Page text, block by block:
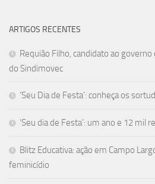
ARTIGOS RECENTES
Requião Filho, candidato ao
do Sindimovec
‘Seu Dia de Festa’: conheça os
‘Seu dia de Festa’: um ano e 12 mil
Blitz Educativa: ação em Campo
feminicídio